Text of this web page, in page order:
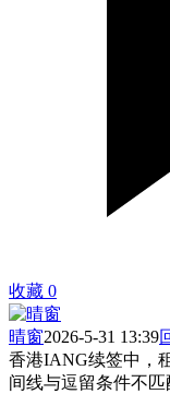
收藏 0
晴窗2026-5-31 13:39
香港IANG续签中，
间线与逗留条件不